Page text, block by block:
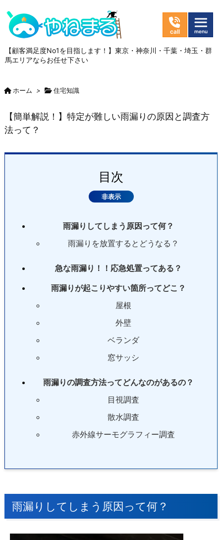
【顧客満足度No1を目指します！】東京・神奈川・千葉・埼玉・群
馬エリアならお任せ下さい
ホーム > 住宅知識
【簡単解説！】特定が難しい雨漏りの原因と調査方
法って？
目次
雨漏りしてしまう原因って何？
雨漏りを放置するとどうなる？
急な雨漏り！！応急処置ってある？
雨漏りが起こりやすい箇所ってどこ？
屋根
外壁
ベランダ
窓サッシ
雨漏りの調査方法ってどんなのがあるの？
目視調査
散水調査
赤外線サーモグラフィー調査
雨漏りしてしまう原因って何？